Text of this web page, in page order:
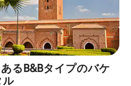
るB&Bタイプのバケ
ル